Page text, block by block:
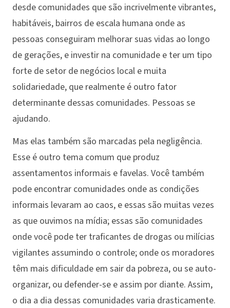
desde comunidades que são incrivelmente vibrantes,
habitáveis, bairros de escala humana onde as
pessoas conseguiram melhorar suas vidas ao longo
de gerações, e investir na comunidade e ter um tipo
forte de setor de negócios local e muita
solidariedade, que realmente é outro fator
determinante dessas comunidades. Pessoas se
ajudando.
Mas elas também são marcadas pela negligência.
Esse é outro tema comum que produz
assentamentos informais e favelas. Você também
pode encontrar comunidades onde as condições
informais levaram ao caos, e essas são muitas vezes
as que ouvimos na mídia; essas são comunidades
onde você pode ter traficantes de drogas ou milícias
vigilantes assumindo o controle; onde os moradores
têm mais dificuldade em sair da pobreza, ou se auto-
organizar, ou defender-se e assim por diante. Assim,
o dia a dia dessas comunidades varia drasticamente.